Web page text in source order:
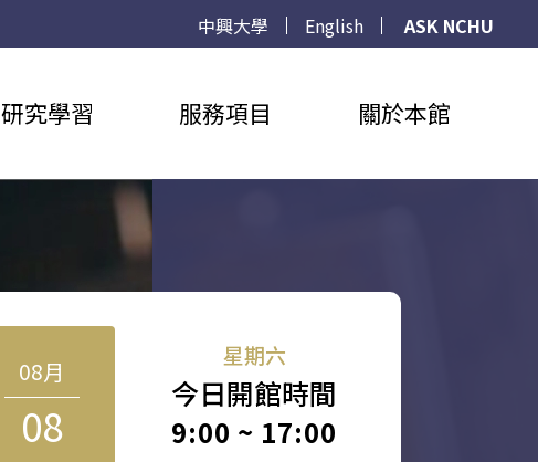
中興大學 English
ASK NCHU
研究學習 服務項目 關於本館
08月
08
星期六
今日開館時間
9:00 ~ 17:00